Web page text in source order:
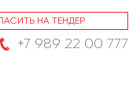
НА ТЕНДЕР
+7 989 22 00 777